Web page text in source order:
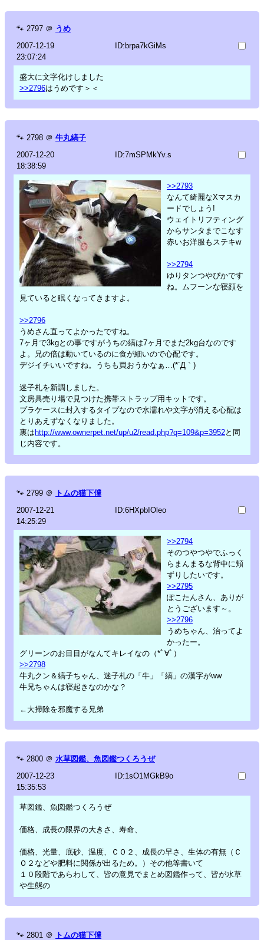
🐾 2797 ＠ うめ
2007-12-19
23:07:24
ID:brpa7kGiMs
盛大に文字化けしました
>>2796はうめです＞＜
🐾 2798 ＠ 牛丸縞子
2007-12-20
18:38:59
ID:7mSPMkYv.s
>>2793
なんて綺麗なXマスカ
ードでしょう!
ウェイトリフティング
からサンタまでこなす
赤いお洋服もステキw
>>2794
ゆりタンつやぴかです
ね。ムフーンな寝顔を
見ていると眠くなってきますよ。
>>2796
うめさん直ってよかったですね。
7ヶ月で3kgとの事ですがうちの縞は7ヶ月でまだ2kg台なのです
よ。兄の倍は動いているのに食が細いので心配です。
デジイチいいですね。うちも買おうかなぁ…(*´Д｀)
迷子札を新調しました。
文房具売り場で見つけた携帯ストラップ用キットです。
プラケースに封入するタイプなので水濡れや文字が消える心配は
とりあえずなくなりました。
裏はhttp://www.ownerpet.net/up/u2/read.php?q=109&p=3952と同
じ内容です。
🐾 2799 ＠ トムの猫下僕
2007-12-21
14:25:29
ID:6HXpbIOleo
>>2794
そのつやつやでふっく
らまんまるな背中に頬
ずりしたいです。
>>2795
ぽこたんさん、ありが
とうございます～。
>>2796
うめちゃん、治ってよ
かったー。
グリーンのお目目がなんてキレイなの（*ﾟ∀ﾟ）
>>2798
牛丸クン＆縞子ちゃん、迷子札の「牛」「縞」の漢字がww
牛兄ちゃんは寝起きなのかな？
←大掃除を邪魔する兄弟
🐾 2800 ＠ 水草図鑑、魚図鑑つくろうぜ
2007-12-23
15:35:53
ID:1sO1MGkB9o
草図鑑、魚図鑑つくろうぜ
価格、成長の限界の大きさ、寿命、
価格、光量、底砂、温度、ＣＯ２、成長の早さ、生体の有無（Ｃ
Ｏ２などや肥料に関係が出るため。）その他等書いて
１０段階であらわして、皆の意見でまとめ図鑑作って、皆が水草
や生態の
🐾 2801 ＠ トムの猫下僕